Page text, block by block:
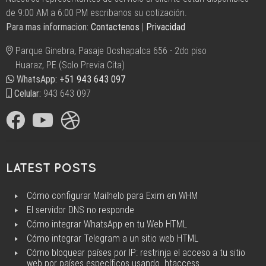
Huaraz,
Empresas
Hosting
Huaraz,
Correos
corporativos
Huaraz,
dominios
Empresa
de
paginas
web
de 9:00 AM a 6:00 PM escribanos su cotización.
Para mas informacion: Contactenos | Privacidad
Parque Ginebra, Pasaje Ocshapalca 656 - 2do piso
Huaraz, PE (Solo Previa Cita)
WhatsApp: +51 943 643 097
Celular: 943 643 097
LATEST POSTS
Cómo configurar Mailhelo para Exim en WHM
El servidor DNS no responde
Cómo integrar WhatsApp en tu Web HTML
Cómo integrar Telegram a un sitio web HTML
Cómo bloquear países por IP: restrinja el acceso a tu sitio
web por países específicos usando .htaccess